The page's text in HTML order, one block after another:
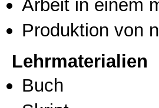
Arbeit in einem
Produktion von
Lehrmaterialien
Buch